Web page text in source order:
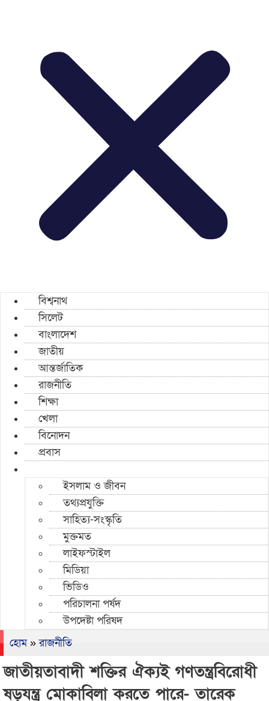
বিশ্বনাথ
সিলেট
বাংলাদেশ
জাতীয়
আন্তর্জাতিক
রাজনীতি
শিক্ষা
খেলা
বিনোদন
প্রবাস
ইসলাম ও জীবন
তথ্যপ্রযুক্তি
সাহিত্য-সংস্কৃতি
মুক্তমত
লাইফস্টাইল
মিডিয়া
ভিডিও
পরিচালনা পর্ষদ
উপদেষ্টা পরিষদ
হোম»রাজনীতি
জাতীয়তাবাদী শক্তির ঐক্যই গণতন্ত্রবিরোধী
ষড়যন্ত্র মোকাবিলা করতে পারে- তারেক